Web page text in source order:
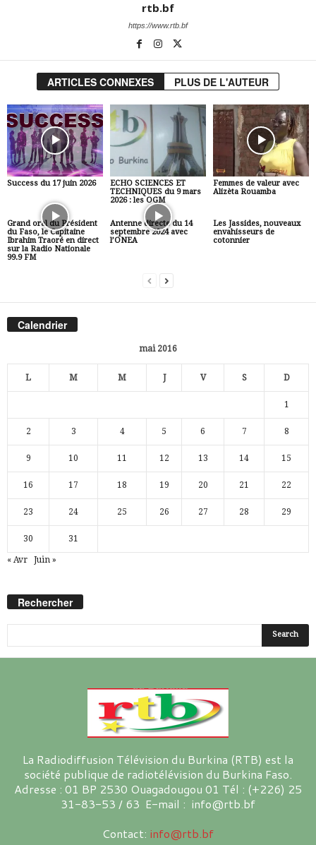
rtb.bf
https://www.rtb.bf
ARTICLES CONNEXES PLUS DE L'AUTEUR
Success du 17 juin 2026
ECHO SCIENCES ET
TECHNIQUES du 9 mars
2026 : les OGM
Femmes de valeur avec
Alizèta Rouamba
Grand oral du Président
du Faso, le Capitaine
Ibrahim Traoré en direct
sur la Radio Nationale
99.9 FM
Antenne directe du 14
septembre 2024 avec
l’ONEA
Les Jassides, nouveaux
envahisseurs de
cotonnier
Calendrier
mai 2016
L M M J V S D
1
2 3 4 5 6 7 8
9 10 11 12 13 14 15
16 17 18 19 20 21 22
23 24 25 26 27 28 29
30 31
« Avr Juin »
Rechercher
La Radiodiffusion Télévision du Burkina (RTB) est la
société publique de radiotélévision du Burkina Faso.
Adresse : 01 BP 2530 Ouagadougou 01 Tél : (+226) 25
31-83-53 / 63 E-mail : info@rtb.bf
Contact: info@rtb.bf